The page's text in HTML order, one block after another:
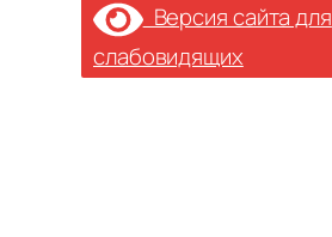
Версия сайта для
слабовидящих